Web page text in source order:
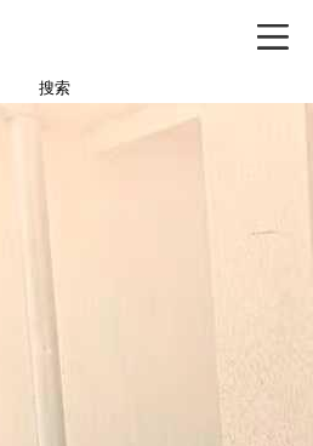
搜索